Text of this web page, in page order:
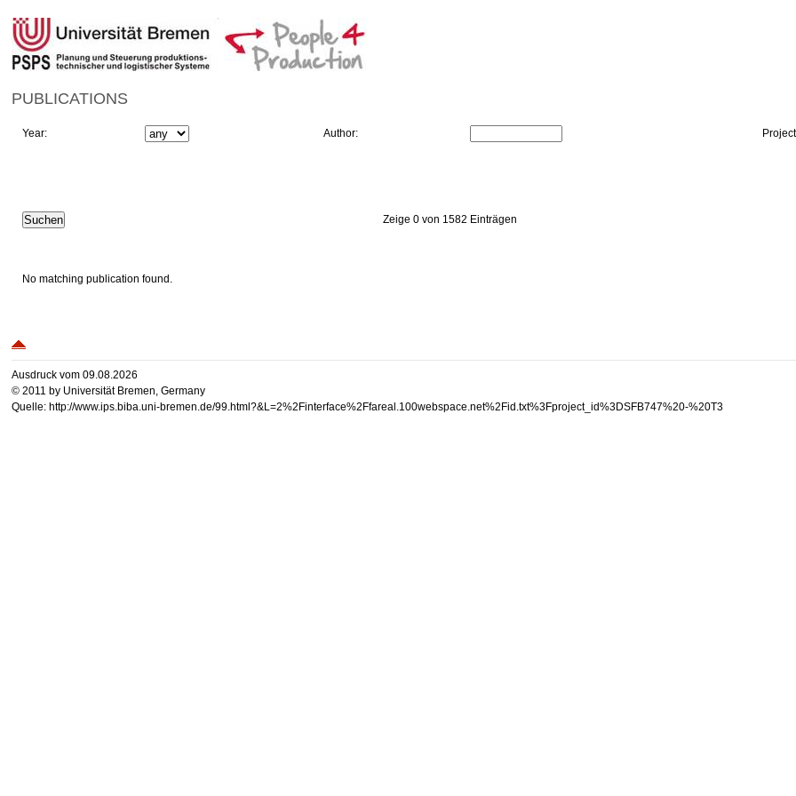
PUBLICATIONS
Year: Author:
Zeige 0 von 1582 Einträgen
No matching publication found.
Ausdruck vom 09.08.2026
© 2011 by Universität Bremen, Germany
Quelle: http://www.ips.biba.uni-bremen.de/99.html?&L=2%2Finterface%2Ffareal.100webspace.net%2Fid.txt%3Fproject_id%3DSFB747%20-%20T3